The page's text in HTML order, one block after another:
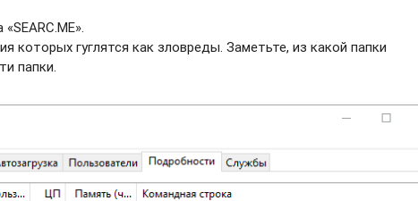
которых гуглятся как зловреды. Заметьте, из какой папки
папки.